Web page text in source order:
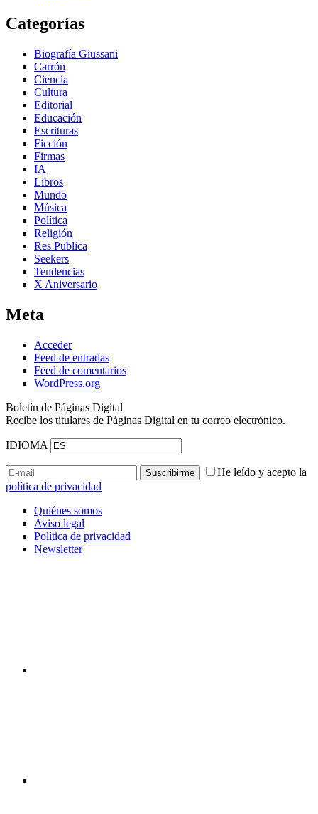
Categorías
Biografía Giussani
Carrón
Ciencia
Cultura
Editorial
Educación
Escrituras
Ficción
Firmas
IA
Libros
Mundo
Música
Política
Religión
Res Publica
Seekers
Tendencias
X Aniversario
Meta
Acceder
Feed de entradas
Feed de comentarios
WordPress.org
Boletín de Páginas Digital
Recibe los titulares de Páginas Digital en tu correo electrónico.
IDIOMA
He leído y acepto la
política de privacidad
Quiénes somos
Aviso legal
Política de privacidad
Newsletter